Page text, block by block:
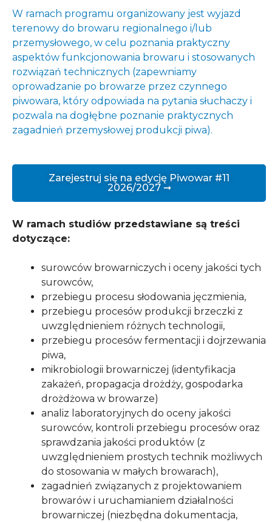
W ramach programu organizowany jest wyjazd
terenowy do browaru regionalnego i/lub
przemysłowego, w celu poznania praktyczny
aspektów funkcjonowania browaru i stosowanych
rozwiązań technicznych (zapewniamy
oprowadzanie po browarze przez czynnego
piwowara, który odpowiada na pytania słuchaczy i
pozwala na dogłębne poznanie praktycznych
zagadnień przemysłowej produkcji piwa).
Zarejestruj się na edycję Piwowar #11
2026/2027 ➞
W ramach studiów przedstawiane są treści
dotyczące:
surowców browarniczych i oceny jakości tych
surowców,
przebiegu procesu słodowania jęczmienia,
przebiegu procesów produkcji brzeczki z
uwzględnieniem różnych technologii,
przebiegu procesów fermentacji i dojrzewania
piwa,
mikrobiologii browarniczej (identyfikacja
zakażeń, propagacja drożdży, gospodarka
drożdżowa w browarze)
analiz laboratoryjnych do oceny jakości
surowców, kontroli przebiegu procesów oraz
sprawdzania jakości produktów (z
uwzględnieniem prostych technik możliwych
do stosowania w małych browarach),
zagadnień związanych z projektowaniem
browarów i uruchamianiem działalności
browarniczej (niezbędna dokumentacja,